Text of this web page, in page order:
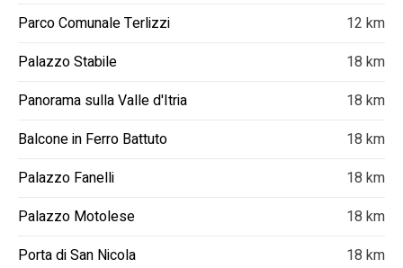
Parco Comunale Terlizzi
12 km
Palazzo Stabile
18 km
Panorama sulla Valle d'Itria
18 km
Balcone in Ferro Battuto
18 km
Palazzo Fanelli
18 km
Palazzo Motolese
18 km
Porta di San Nicola
18 km